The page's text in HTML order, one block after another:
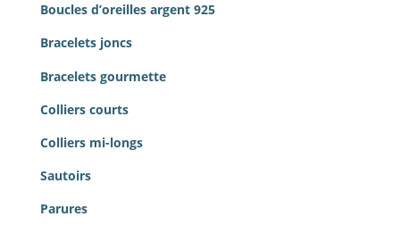
Boucles d’oreilles argent 925
Bracelets joncs
Bracelets gourmette
Colliers courts
Colliers mi-longs
Sautoirs
Parures